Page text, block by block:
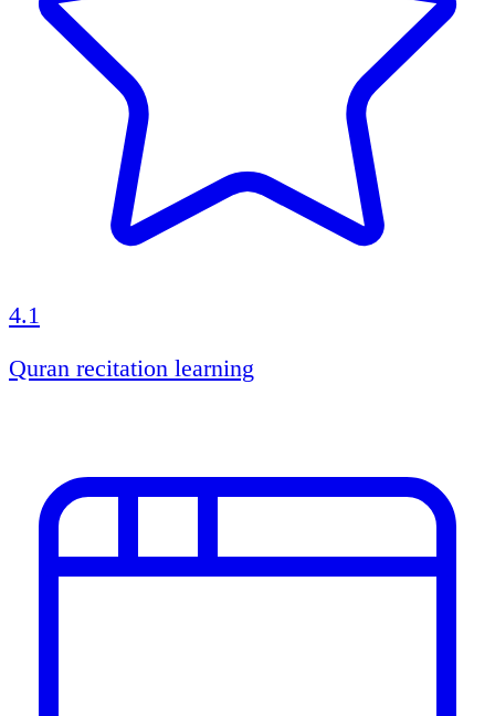
4.1
Quran recitation learning